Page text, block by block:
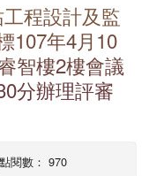
程設計及監
107年4月10
智樓2樓會議
分辦理評審
閱數： 970